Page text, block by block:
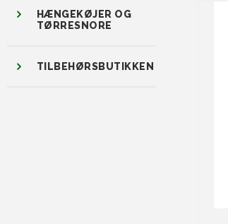
HÆNGEKØJER OG
TØRRESNORE
TILBEHØRSBUTIKKEN